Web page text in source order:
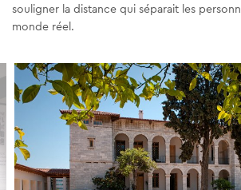
souligner la distance qui séparait les
monde réel.